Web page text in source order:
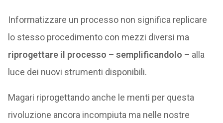
Informatizzare un processo non significa replicare
lo stesso procedimento con mezzi diversi ma
riprogettare il processo – semplificandolo – alla
luce dei nuovi strumenti disponibili.
Magari riprogettando anche le menti per questa
rivoluzione ancora incompiuta ma nelle nostre